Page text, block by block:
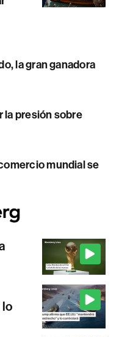
la gran ganadora
la presión sobre
mundial se
lo